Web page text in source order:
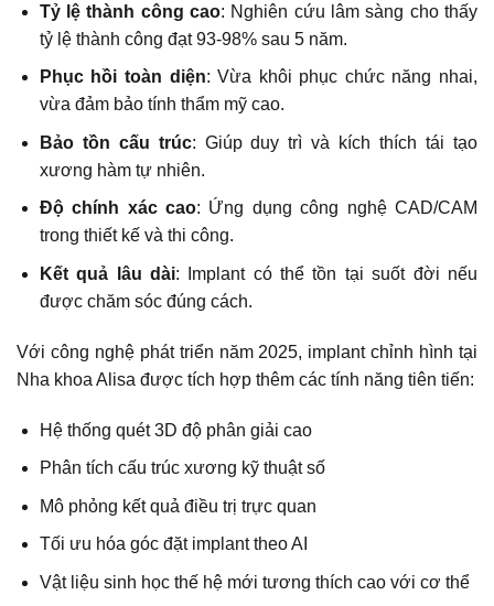
Tỷ lệ thành công cao: Nghiên cứu lâm sàng cho thấy
tỷ lệ thành công đạt 93-98% sau 5 năm.
Phục hồi toàn diện: Vừa khôi phục chức năng nhai,
vừa đảm bảo tính thẩm mỹ cao.
Bảo tồn cấu trúc: Giúp duy trì và kích thích tái tạo
xương hàm tự nhiên.
Độ chính xác cao: Ứng dụng công nghệ CAD/CAM
trong thiết kế và thi công.
Kết quả lâu dài: Implant có thể tồn tại suốt đời nếu
được chăm sóc đúng cách.
Với công nghệ phát triển năm 2025, implant chỉnh hình tại
Nha khoa Alisa được tích hợp thêm các tính năng tiên tiến:
Hệ thống quét 3D độ phân giải cao
Phân tích cấu trúc xương kỹ thuật số
Mô phỏng kết quả điều trị trực quan
Tối ưu hóa góc đặt implant theo AI
Vật liệu sinh học thế hệ mới tương thích cao với cơ thể